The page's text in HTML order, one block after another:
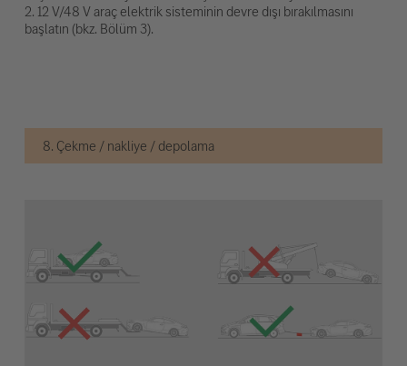
2. 12 V/48 V araç elektrik sisteminin devre dışı bırakılmasını
başlatın (bkz. Bölüm 3).
8. Çekme / nakliye / depolama